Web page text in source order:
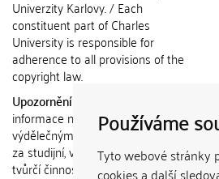
Používáme
Tyto webové stránky
cookies a další
Univerzity Karlovy. / Each
constituent part of Charles
University is responsible for
adherence to all provisions of the
copyright law.
Upozornění / Notice:
informace nemohou být použity k
výdělečným účelům nebo vydávány
za studijní, vědeckou nebo jinou
tvůrčí činnost jiné osoby než autora.